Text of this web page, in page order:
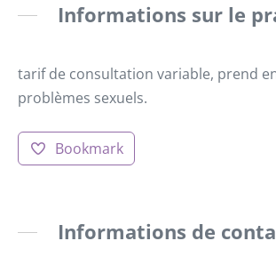
Informations sur le
tarif de consultation variable, prend
problèmes sexuels.
Bookmark
Informations de